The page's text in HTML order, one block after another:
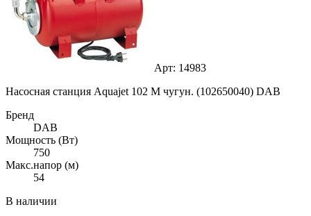
Арт: 14983
Насосная станция Aquajet 102 M чугун. (102650040) DAB
Бренд
DAB
Мощность (Вт)
750
Макс.напор (м)
54
В наличии